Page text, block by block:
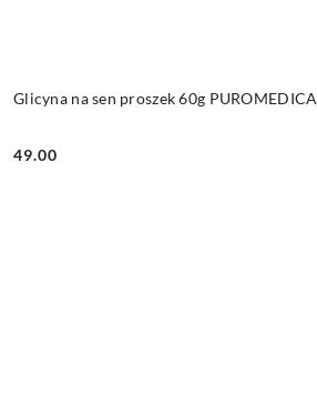
Glicyna na sen proszek 60g PUROMEDICA
Cena:
49.00